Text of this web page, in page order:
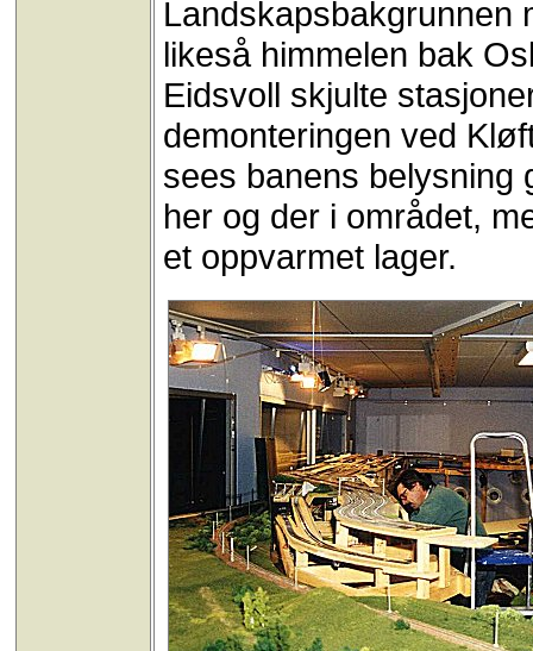
Landskapsbakgrunnen
likeså himmelen bak
Eidsvoll skjulte
demonteringen ved
sees banens belysning
her og der i området,
et oppvarmet lager.